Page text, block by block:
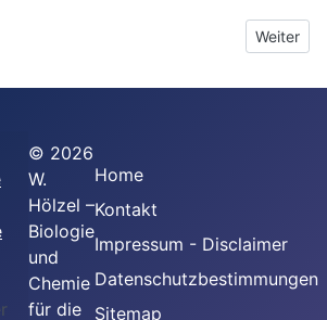
Halbacetalbildung Nächster
Weiter
© 2026
W.
Hölzel –
Biologie
und
Chemie
für die
Home
Kontakt
Impressum - Disclaimer
Datenschutzbestimmungen
Sitemap